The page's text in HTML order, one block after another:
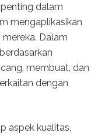
dalam
mengaplikasikan
Dalam
membuat, dan
dengan
aspek kualitas,